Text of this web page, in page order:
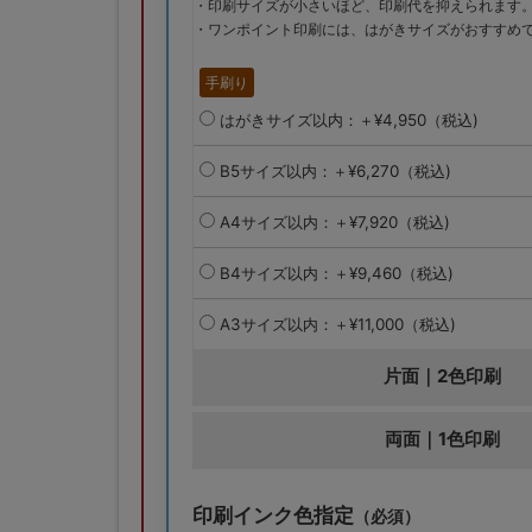
・印刷サイズが小さいほど、印刷代を抑えられます。
・ワンポイント印刷には、はがきサイズがおすすめで
手刷り
はがきサイズ以内：＋¥4,950（税込)
B5サイズ以内：＋¥6,270（税込)
A4サイズ以内：＋¥7,920（税込)
B4サイズ以内：＋¥9,460（税込)
A3サイズ以内：＋¥11,000（税込)
片面｜2色印刷
両面｜1色印刷
印刷インク色指定 （必須）